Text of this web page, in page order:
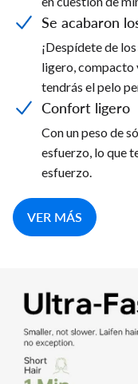
Se acabaron
¡Despídete de
ligero, compacto
tendrás el pelo
Confort ligero
Con un peso de
esfuerzo, lo que
esfuerzo.
VER MÁS